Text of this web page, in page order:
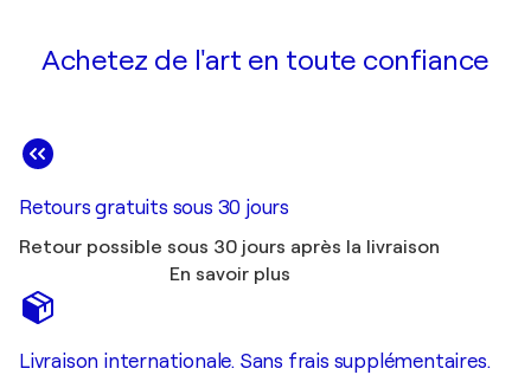
Achetez de l'art en toute confiance
Retours gratuits sous 30 jours
Retour possible sous 30 jours après la livraison
En savoir plus
Livraison internationale. Sans frais supplémentaires.